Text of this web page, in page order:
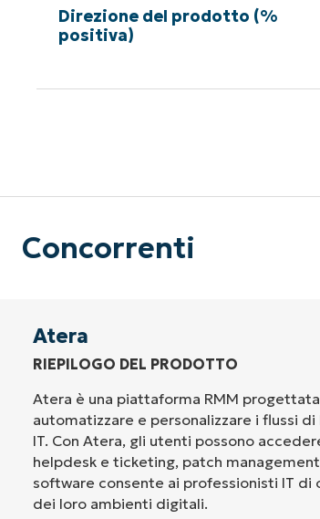
Direzione del prodotto (%
positiva)
Concorrenti
Atera
RIEPILOGO DEL PRODOTTO
Atera è una piattaforma RMM
automatizzare e personalizzare i flussi
IT. Con Atera, gli utenti possono
helpdesk e ticketing, patch
software consente ai professionisti IT
dei loro ambienti digitali.